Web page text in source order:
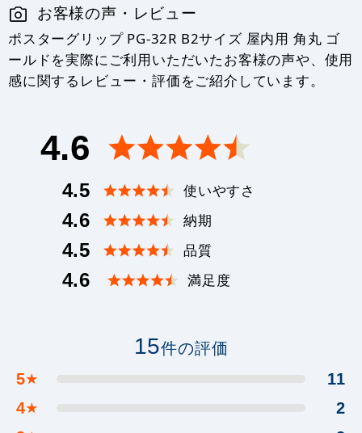
お客様の声・レビュー
ポスターグリップ PG-32R B2サイズ 屋内用 角丸 ゴ
ールドを実際にご利用いただいたお客様の声や、使用
感に関するレビュー・評価をご紹介しています。
4.6
4.5 使いやすさ
4.6 納期
4.5 品質
4.6 満足度
15件の評価
5★
11
4★
2